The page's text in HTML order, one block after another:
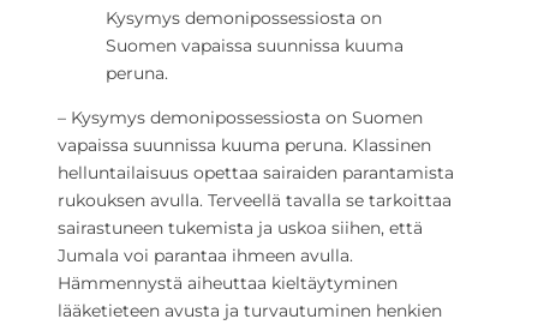
Kysymys demonipossessiosta on
Suomen vapaissa suunnissa kuuma
peruna.
– Kysymys demonipossessiosta on Suomen
vapaissa suunnissa kuuma peruna. Klassinen
helluntailaisuus opettaa sairaiden parantamista
rukouksen avulla. Terveellä tavalla se tarkoittaa
sairastuneen tukemista ja uskoa siihen, että
Jumala voi parantaa ihmeen avulla.
Hämmennystä aiheuttaa kieltäytyminen
lääketieteen avusta ja turvautuminen henkien